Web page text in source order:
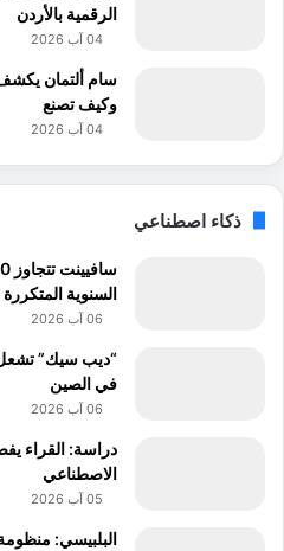
الرقمية بالأردن
04 آب 2026
سام ألتمان
وكيف تصنع
04 آب 2026
ذكاء اصطناعي
السنوية المتكررة
06 آب 2026
“ديب سيك” تشعل
في الصين
06 آب 2026
دراسة: القراء
الاصطناعي
05 آب 2026
البلبيسي: منظومة